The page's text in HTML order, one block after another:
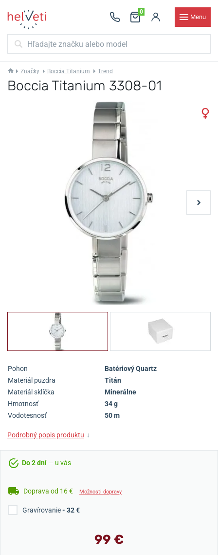
0
Menu
Značky Boccia Titanium Trend
Boccia Titanium 3308-01
Pohon
Batériový Quartz
Materiál puzdra
Titán
Materiál sklíčka
Minerálne
Hmotnosť
34 g
Vodotesnosť
50 m
Podrobný popis produktu ↓
Do 2 dní— u vás
Doprava od 16 € Možnosti dopravy
Gravírovanie- 32 €
99 €